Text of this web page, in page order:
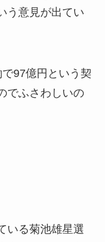
う意見が出てい
97億円という契
でふさわしいの
いる菊池雄星選